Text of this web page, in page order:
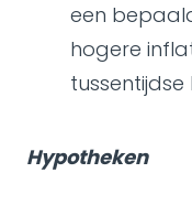
een
hogere
tussentijdse
Hypotheken